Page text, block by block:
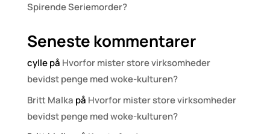
Spirende Seriemorder?
Seneste kommentarer
cyllepå Hvorfor mister store virksomheder
bevidst penge med woke-kulturen?
Britt Malka på Hvorfor mister store virksomheder
bevidst penge med woke-kulturen?